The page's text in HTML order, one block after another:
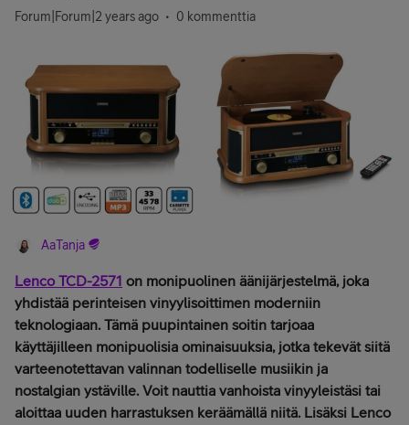
Forum|Forum|2 years ago 0 kommenttia
AaTanja
Lenco TCD-2571 on monipuolinen äänijärjestelmä, joka
yhdistää perinteisen vinyylisoittimen moderniin
teknologiaan. Tämä puupintainen soitin tarjoaa
käyttäjilleen monipuolisia ominaisuuksia, jotka tekevät siitä
varteenotettavan valinnan todelliselle musiikin ja
nostalgian ystäville. Voit nauttia vanhoista vinyyleistäsi tai
aloittaa uuden harrastuksen keräämällä niitä. Lisäksi Lenco